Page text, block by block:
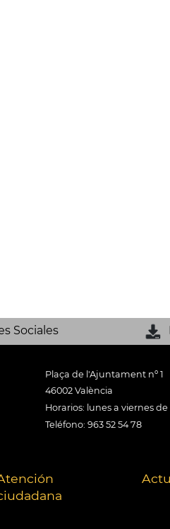
Sociales
Plaça de l'Ajuntament nº 1
46002 València
Horarios: lunes a viernes de
Teléfono: 963 52 54 78